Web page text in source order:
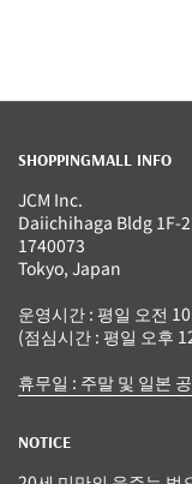
SHOPPINGMALL INFO
JCM Inc.
Daiichihaga Bldg 1F-
1740073
Tokyo, Japan
운영시간 : 평일 오전
(점심시간 : 평일 오후
휴무일 : 주말 및 일본
NOTICE